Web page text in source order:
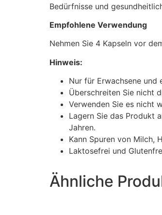
Bedürfnisse und
Empfohlene Verwendung
Nehmen Sie 4 Kapseln vor
Hinweis:
Nur für Erwachsene und
Überschreiten Sie nicht
Verwenden Sie es nicht
Lagern Sie das Produkt
Jahren.
Kann Spuren von Milch,
Laktosefrei und
Ähnliche